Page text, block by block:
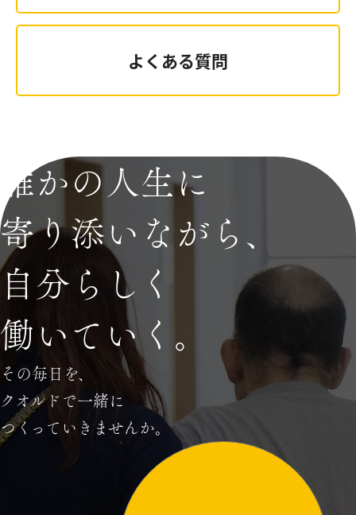
よくある質問
誰かの人生に
寄り添いながら、
自分らしく
働いていく。
その毎日を、
クオルドで一緒に
つくっていきませんか。